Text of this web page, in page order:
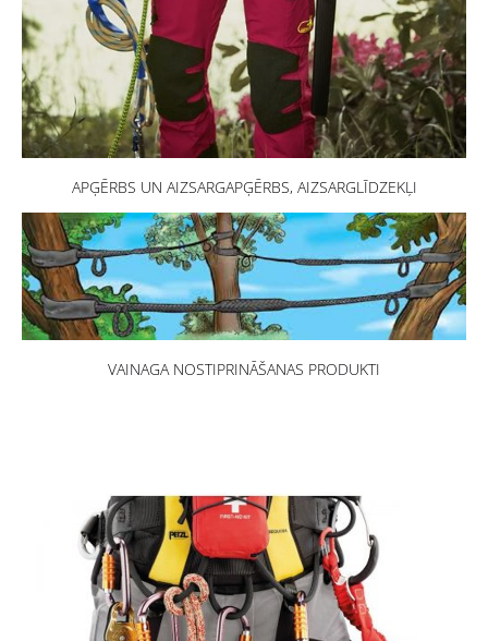
APĢĒRBS UN AIZSARGAPĢĒRBS, AIZSARGLĪDZEKĻI
VAINAGA NOSTIPRINĀŠANAS PRODUKTI